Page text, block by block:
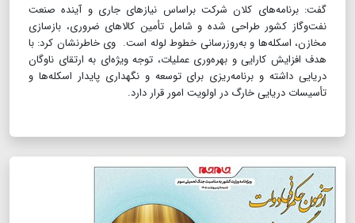
گفت: برنامه‌های کلان شرکت براساس نیازهای جاری و آینده صنعت
نفت‌و‌گاز کشور طراحی شده و شامل تأمین کالاهای ضروری، بازسازی
مخازن، اسکله‌ها و به‌روزرسانی خطوط لوله است. وی خاطرنشان کرد: با
هدف افزایش کارایی و بهره‌وری عملیات، توجه ویژه‌ای به ارتقای ناوگان
دریایی داشته و برنامه‌ریزی برای توسعه و نگهداری پایدار اسکله‌ها و
تأسیسات دریایی خارگ در اولویت امور قرار دارد.